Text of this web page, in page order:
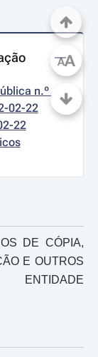
n.º
02-22
22
DE CÓPIA,
E OUTROS
ENTIDADE
AA